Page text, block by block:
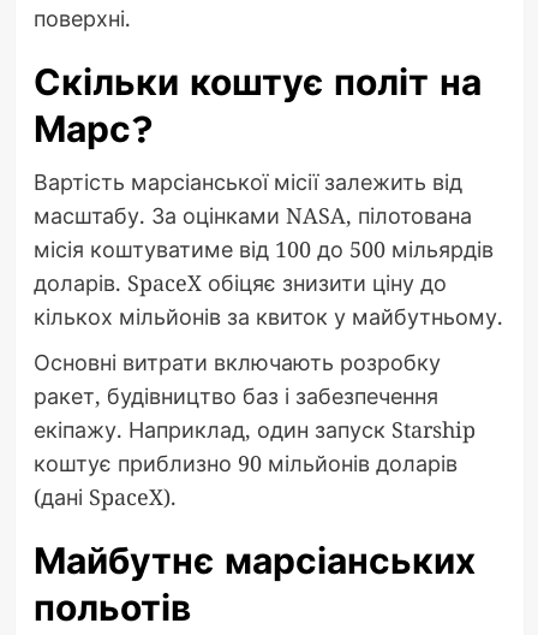
поверхні.
Скільки коштує політ на
Марс?
Вартість марсіанської місії залежить від
масштабу. За оцінками NASA, пілотована
місія коштуватиме від 100 до 500 мільярдів
доларів. SpaceX обіцяє знизити ціну до
кількох мільйонів за квиток у майбутньому.
Основні витрати включають розробку
ракет, будівництво баз і забезпечення
екіпажу. Наприклад, один запуск Starship
коштує приблизно 90 мільйонів доларів
(дані SpaceX).
Майбутнє марсіанських
польотів